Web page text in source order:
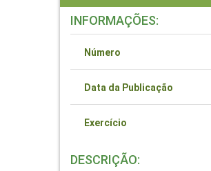
INFORMAÇÕES:
Número
Data da Publicação
Exercício
DESCRIÇÃO: